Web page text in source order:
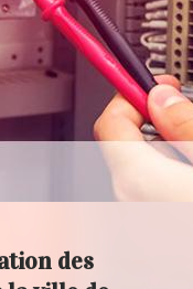
des